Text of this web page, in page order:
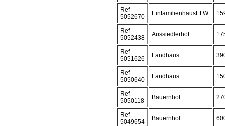
Ref-
5052670
EinfamilienhausELW
Ref-
5052438
Aussiedlerhof
Ref-
5051626
Landhaus
Ref-
5050640
Landhaus
Ref-
5050118
Bauernhof
Ref-
5049654
Bauernhof